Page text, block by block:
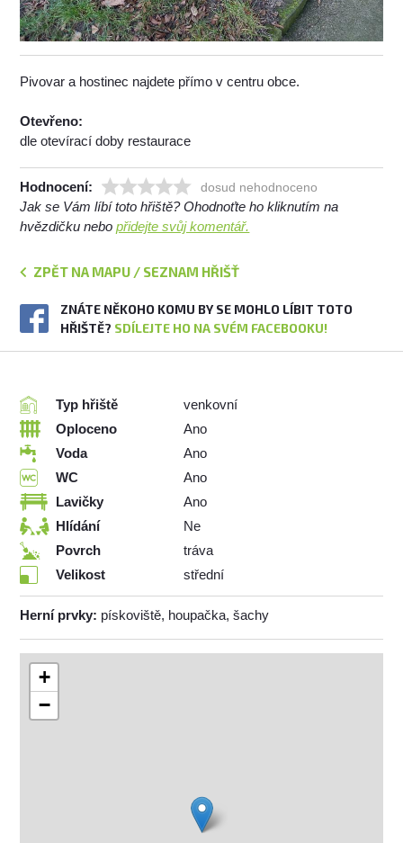
Pivovar a hostinec najdete přímo v centru obce.
Otevřeno:
dle otevírací doby restaurace
Hodnocení: dosud nehodnoceno
Jak se Vám líbí toto hřiště? Ohodnoťte ho kliknutím na
hvězdičku nebopřidejte svůj komentář.
ZPĚT NA MAPU / SEZNAM HŘIŠŤ
ZNÁTE NĚKOHO KOMU BY SE MOHLO LÍBIT TOTO
HŘIŠTĚ? SDÍLEJTE HO NA SVÉM FACEBOOKU!
Typ hřiště
venkovní
Oploceno
Ano
Voda
Ano
WC
Ano
Lavičky
Ano
Hlídání
Ne
Povrch
tráva
Velikost
střední
Herní prvky: pískoviště, houpačka, šachy
+
−